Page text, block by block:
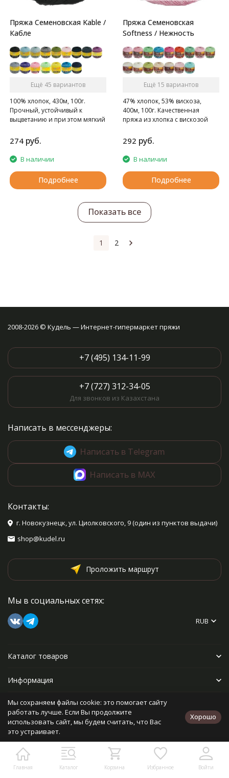
Пряжа Семеновская Kable /
Кабле
Ещё 45 вариантов
100% хлопок, 430м, 100г.
Прочный, устойчивый к
выцветанию и при этом мягкий
274 руб.
В наличии
Подробнее
Пряжа Семеновская
Softness / Нежность
Ещё 15 вариантов
47% хлопок, 53% вискоза,
400м, 100г. Качественная
пряжа из хлопка с вискозой
292 руб.
В наличии
Подробнее
Показать все
1 2
Главная Каталог Корзина Избранное Войти
2008-2026 © Кудель — Интернет-гипермаркет пряжи
+7 (495) 134-11-99
+7 (727) 312-34-05
Для звонков из Казахстана
Написать в мессенджеры:
Написать в Telegram
Написать в MAX
Контакты:
г. Новокузнецк, ул. Циолковского, 9 (один из пунктов выдачи)
shop@kudel.ru
Проложить маршрут
Мы в социальных сетях:
RUB
Каталог товаров
Информация
Прочее
Политика персональных данных
Разработано в
bodysite.ru
Мы сохраняем файлы cookie: это помогает сайту
работать лучше. Если Вы продолжите
использовать сайт, мы будем считать, что Вас
это устраивает.
Хорошо